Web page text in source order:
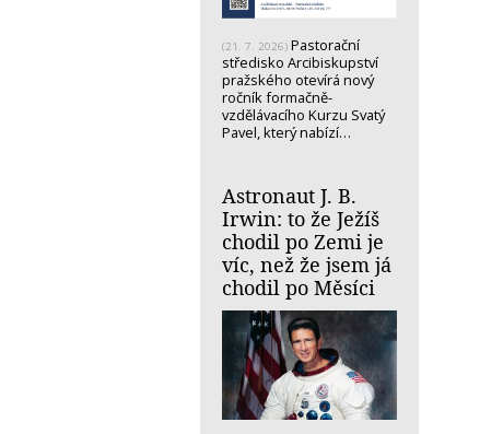
(21. 7. 2026) Pastorační
středisko Arcibiskupství
pražského otevírá nový
ročník formačně-
vzdělávacího Kurzu Svatý
Pavel, který nabízí…
Astronaut J. B.
Irwin: to že Ježíš
chodil po Zemi je
víc, než že jsem já
chodil po Měsíci